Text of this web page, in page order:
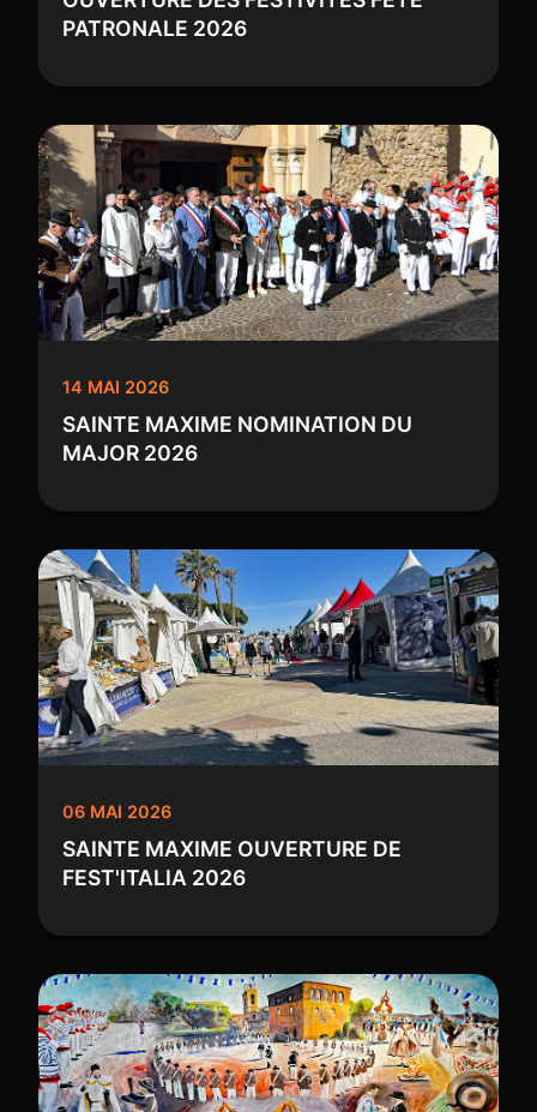
PATRONALE 2026
14 MAI 2026
SAINTE MAXIME NOMINATION DU
MAJOR 2026
06 MAI 2026
SAINTE MAXIME OUVERTURE DE
FEST'ITALIA 2026